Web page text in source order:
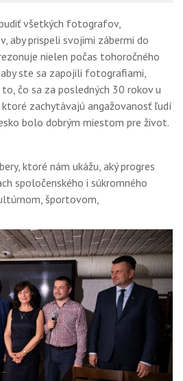
všetkých fotografov,
aby prispeli svojimi zábermi do
nielen počas tohoročného
ste sa zapojili fotografiami,
čo sa za posledných 30 rokov u
zachytávajú angažovanosť ľudí
bolo dobrým miestom pre život.
ktoré nám ukážu, aký progres
spoločenského i súkromného
športovom,